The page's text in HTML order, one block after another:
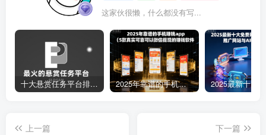
这家伙很懒，什么都没有写...
十大悬赏任务平台排行榜（全网最好的悬赏任务平台） 2025年靠谱的手机赚钱app（5款真实可靠可以微信提现的赚钱软件）
上一篇
下一篇